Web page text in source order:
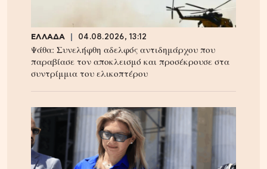
ΕΛΛΑΔΑ 04.08.2026, 13:12
Ψάθα: Συνελήφθη αδελφός αντιδημάρχου που
παραβίασε τον αποκλεισμό και προσέκρουσε στα
συντρίμμια του ελικοπτέρου